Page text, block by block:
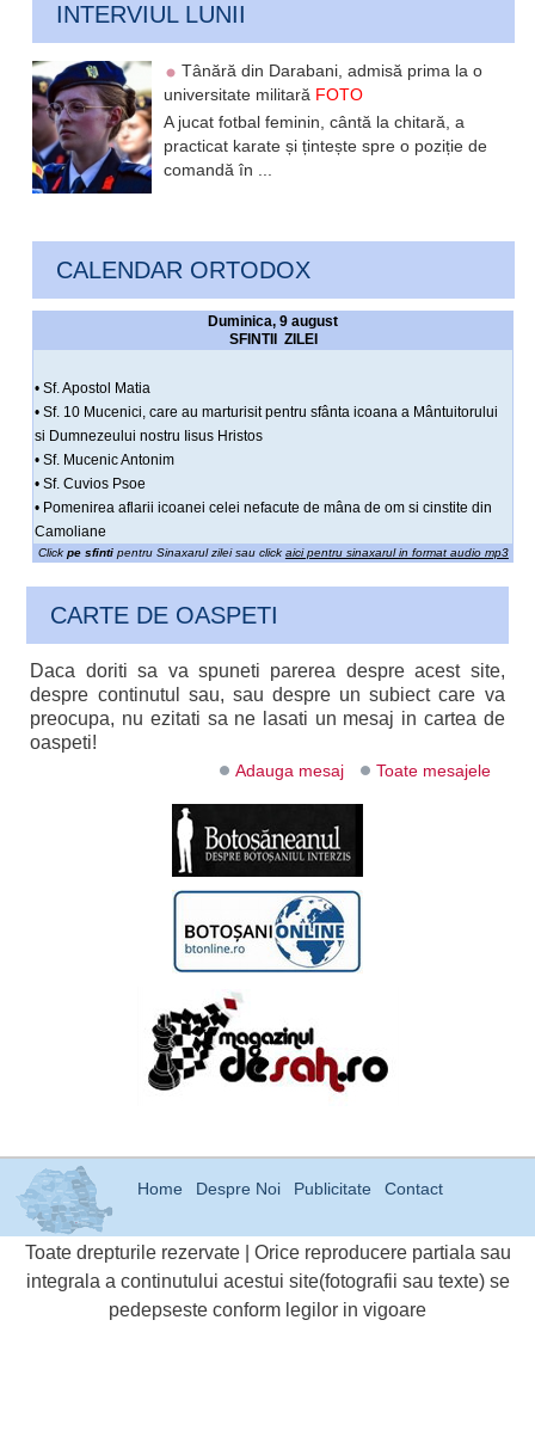
INTERVIUL LUNII
Tânără din Darabani, admisă prima la o
universitate militară FOTO
A jucat fotbal feminin, cântă la chitară, a
practicat karate și țintește spre o poziție de
comandă în ...
CALENDAR ORTODOX
Duminica, 9 august
SFINTII ZILEI
• Sf. Apostol Matia
• Sf. 10 Mucenici, care au marturisit pentru sfânta icoana a Mântuitorului
si Dumnezeului nostru Iisus Hristos
• Sf. Mucenic Antonim
• Sf. Cuvios Psoe
• Pomenirea aflarii icoanei celei nefacute de mâna de om si cinstite din
Camoliane
Click pe sfintipentru Sinaxarul zilei sau click aici pentru sinaxarul in format audio mp3
CARTE DE OASPETI
Daca doriti sa va spuneti parerea despre acest site,
despre continutul sau, sau despre un subiect care va
preocupa, nu ezitati sa ne lasati un mesaj in cartea de
oaspeti!
Adauga mesaj Toate mesajele
Home Despre Noi Publicitate Contact
Toate drepturile rezervate | Orice reproducere partiala sau
integrala a continutului acestui site(fotografii sau texte) se
pedepseste conform legilor in vigoare